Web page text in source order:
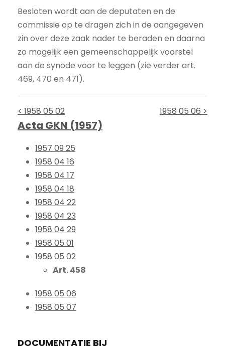
Besloten wordt aan de deputaten en de
commissie op te dragen zich in de aangegeven
zin over deze zaak nader te beraden en daarna
zo mogelijk een gemeenschappelijk voorstel
aan de synode voor te leggen (zie verder art.
469, 470 en 471).
< 1958 05 02 1958 05 06 >
Acta GKN (1957)
1957 09 25
1958 04 16
1958 04 17
1958 04 18
1958 04 22
1958 04 23
1958 04 29
1958 05 01
1958 05 02
Art. 458
1958 05 06
1958 05 07
DOCUMENTATIE BIJ